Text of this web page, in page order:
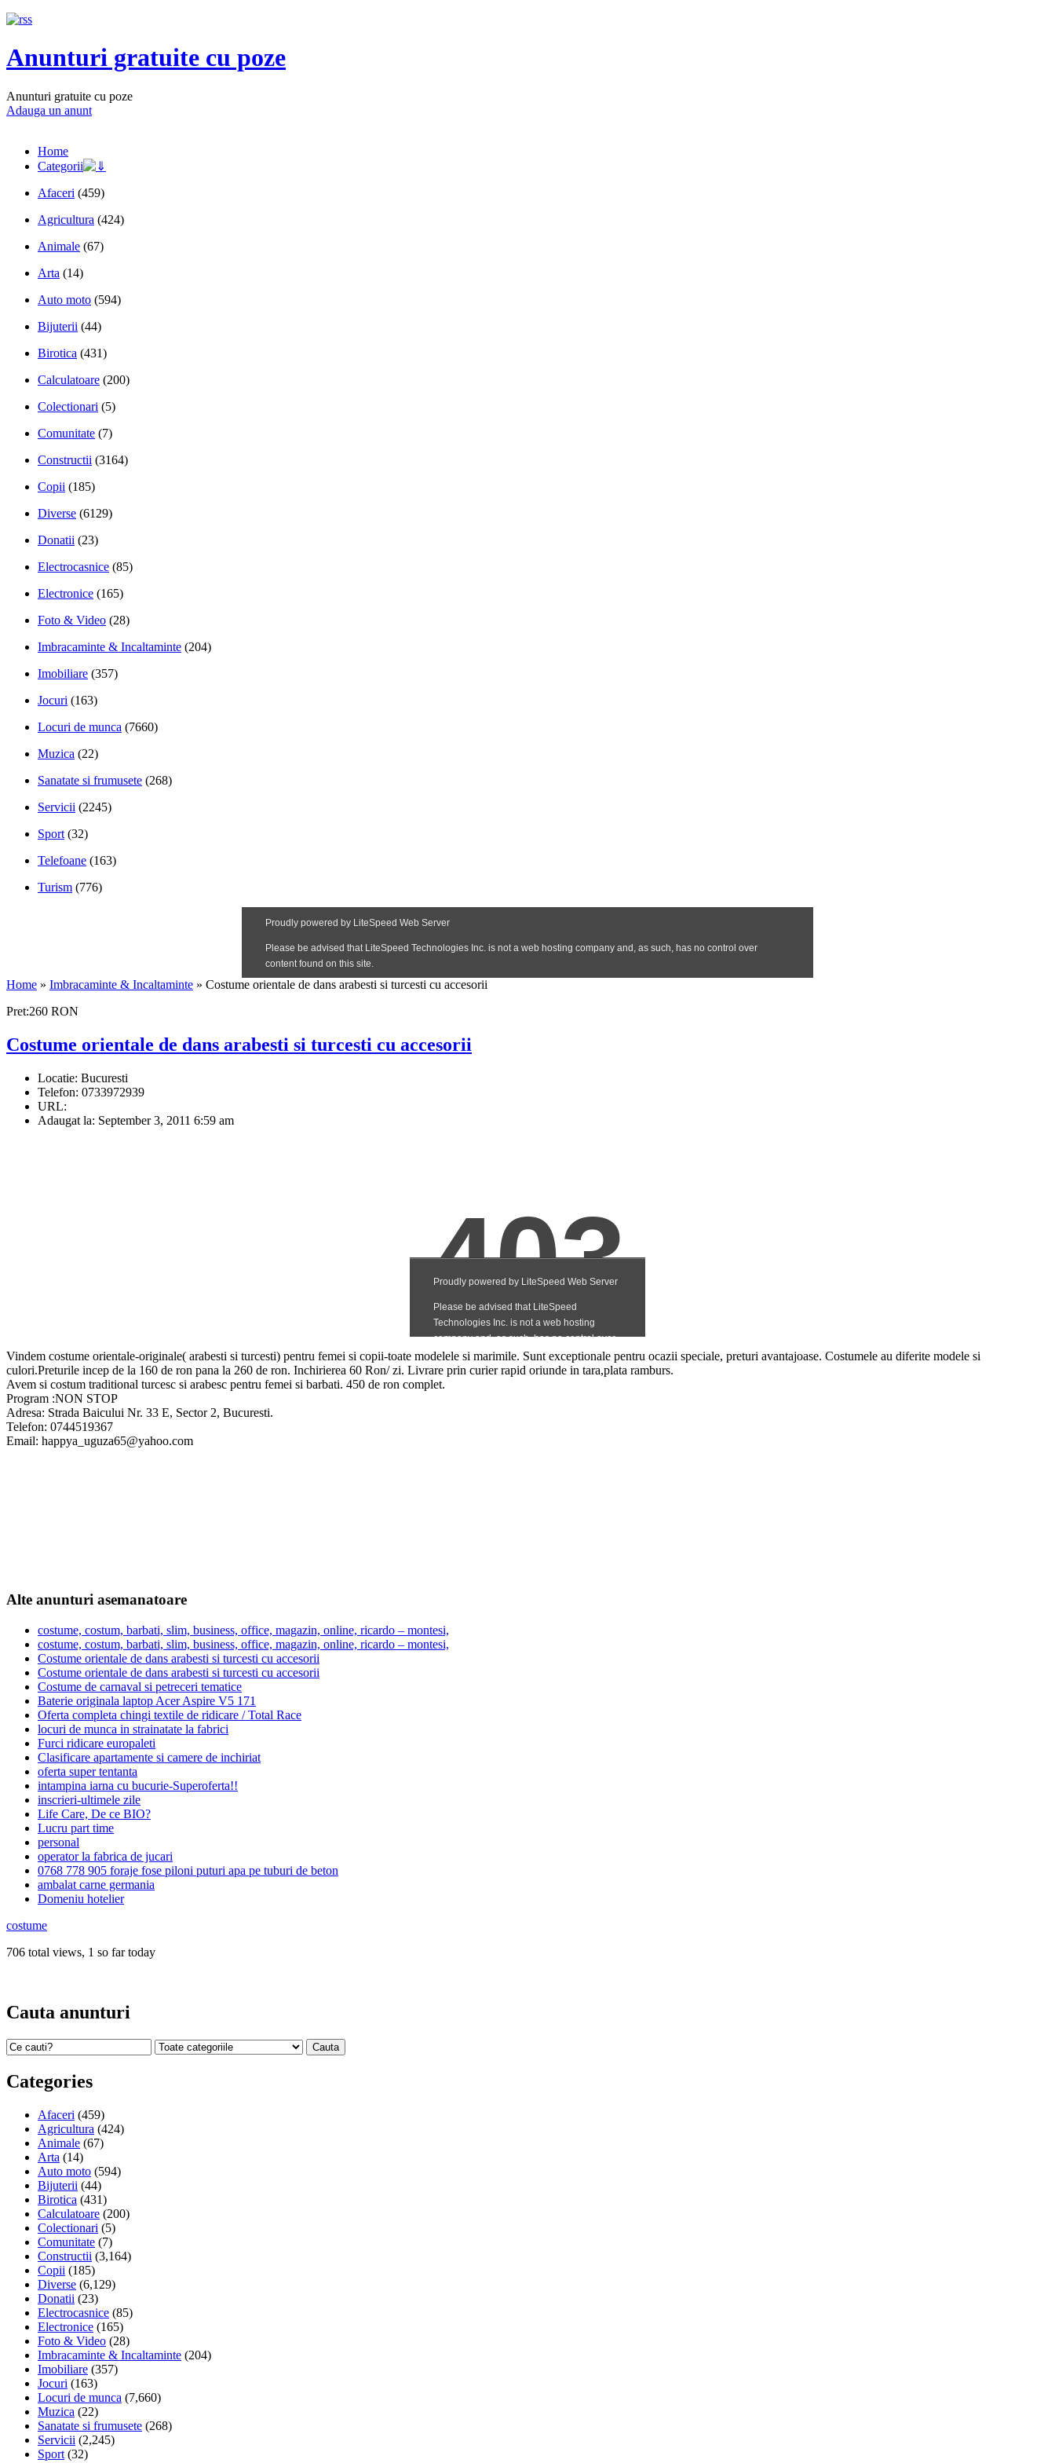
Anunturi gratuite cu poze
Anunturi gratuite cu poze
Adauga un anunt
Home
Categorii
Afaceri (459)
Agricultura (424)
Animale (67)
Arta (14)
Auto moto (594)
Bijuterii (44)
Birotica (431)
Calculatoare (200)
Colectionari (5)
Comunitate (7)
Constructii (3164)
Copii (185)
Diverse (6129)
Donatii (23)
Electrocasnice (85)
Electronice (165)
Foto & Video (28)
Imbracaminte & Incaltaminte (204)
Imobiliare (357)
Jocuri (163)
Locuri de munca (7660)
Muzica (22)
Sanatate si frumusete (268)
Servicii (2245)
Sport (32)
Telefoane (163)
Turism (776)
Home » Imbracaminte & Incaltaminte » Costume orientale de dans arabesti si turcesti cu accesorii
Pret:260 RON
Costume orientale de dans arabesti si turcesti cu accesorii
Locatie: Bucuresti
Telefon: 0733972939
URL:
Adaugat la: September 3, 2011 6:59 am
Vindem costume orientale-originale( arabesti si turcesti) pentru femei si copii-toate modelele si marimile. Sunt exceptionale pentru ocazii speciale, preturi avantajoase. Costumele au diferite modele si
culori.Preturile incep de la 160 de ron pana la 260 de ron. Inchirierea 60 Ron/ zi. Livrare prin curier rapid oriunde in tara,plata ramburs.
Avem si costum traditional turcesc si arabesc pentru femei si barbati. 450 de ron complet.
Program :NON STOP
Adresa: Strada Baicului Nr. 33 E, Sector 2, Bucuresti.
Telefon: 0744519367
Email: happya_uguza65@yahoo.com
Alte anunturi asemanatoare
costume, costum, barbati, slim, business, office, magazin, online, ricardo – montesi,
costume, costum, barbati, slim, business, office, magazin, online, ricardo – montesi,
Costume orientale de dans arabesti si turcesti cu accesorii
Costume orientale de dans arabesti si turcesti cu accesorii
Costume de carnaval si petreceri tematice
Baterie originala laptop Acer Aspire V5 171
Oferta completa chingi textile de ridicare / Total Race
locuri de munca in strainatate la fabrici
Furci ridicare europaleti
Clasificare apartamente si camere de inchiriat
oferta super tentanta
intampina iarna cu bucurie-Superoferta!!
inscrieri-ultimele zile
Life Care, De ce BIO?
Lucru part time
personal
operator la fabrica de jucari
0768 778 905 foraje fose piloni puturi apa pe tuburi de beton
ambalat carne germania
Domeniu hotelier
costume
706 total views, 1 so far today
Cauta anunturi
Categories
Afaceri (459)
Agricultura (424)
Animale (67)
Arta (14)
Auto moto (594)
Bijuterii (44)
Birotica (431)
Calculatoare (200)
Colectionari (5)
Comunitate (7)
Constructii (3,164)
Copii (185)
Diverse (6,129)
Donatii (23)
Electrocasnice (85)
Electronice (165)
Foto & Video (28)
Imbracaminte & Incaltaminte (204)
Imobiliare (357)
Jocuri (163)
Locuri de munca (7,660)
Muzica (22)
Sanatate si frumusete (268)
Servicii (2,245)
Sport (32)